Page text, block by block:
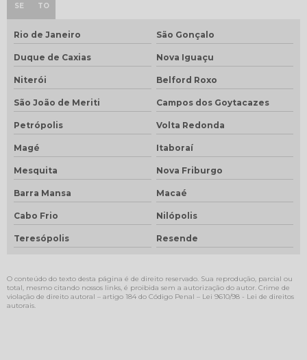
SE TO
Rio de Janeiro São Gonçalo
Duque de Caxias Nova Iguaçu
Niterói Belford Roxo
São João de Meriti Campos dos Goytacazes
Petrópolis Volta Redonda
Magé Itaboraí
Mesquita Nova Friburgo
Barra Mansa Macaé
Cabo Frio Nilópolis
Teresópolis Resende
O conteúdo do texto desta página é de direito reservado. Sua reprodução, parcial ou
total, mesmo citando nossos links, é proibida sem a autorização do autor. Crime de
violação de direito autoral – artigo 184 do Código Penal – Lei 9610/98 - Lei de direitos
autorais.